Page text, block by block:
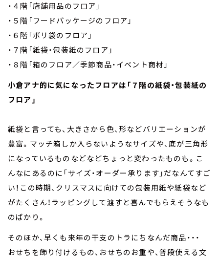
・４階「店舗用品のフロア」
・５階「フードパッケージのフロア」
・６階「ポリ袋のフロア」
・７階「紙袋・包装紙のフロア」
・８階「箱のフロア／季節商品・イベント商材」
小倉アナ的に気になったフロアは「７階の紙袋・包装紙の
フロア」
紙袋と言っても、大きさから色、形などバリエーションが
豊富。マッチ箱しか入らないようなサイズや、底が三角形
になっているものなどなどちょっと変わったものも。こ
んなにあるのに「サイズ・オーダー承ります」だなんてすご
い！この時期、クリスマスに向けての包装用紙や紙袋など
がたくさん！ラッピングして渡すと喜んでもらえそうなも
のばかり。
そのほか、早くも来年の干支のトラにちなんだ商品・・・
おせちを飾り付けるもの、おせちのお重や、普段使える文